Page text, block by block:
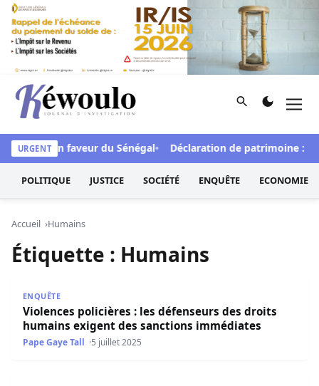
Aller au contenu
Kéwoulo, le premier site d'information et d'investigation
Rechercher
URGENT
FCFA en faveur du Sénégal Déclaration de patrimoine :
POLITIQUE JUSTICE SOCIÉTÉ ENQUÊTE ECONOMIE
Accueil Humains
Étiquette : Humains
ENQUÊTE
Violences policières : les défenseurs des droits
humains exigent des sanctions immédiates
Pape Gaye Tall 5 juillet 2025